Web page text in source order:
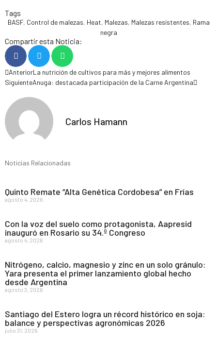
Tags
BASF, Control de malezas, Heat, Malezas, Malezas resistentes, Rama
negra
Compartir esta Noticia:
AnteriorLa nutrición de cultivos para más y mejores alimentos
SiguienteAnuga: destacada participación de la Carne Argentina
Carlos Hamann
Noticias Relacionadas
Quinto Remate “Alta Genética Cordobesa” en Frías
agosto 4, 2026
Con la voz del suelo como protagonista, Aapresid
inauguró en Rosario su 34.º Congreso
agosto 4, 2026
Nitrógeno, calcio, magnesio y zinc en un solo gránulo:
Yara presenta el primer lanzamiento global hecho
desde Argentina
agosto 3, 2026
Santiago del Estero logra un récord histórico en soja:
balance y perspectivas agronómicas 2026
julio 31, 2026